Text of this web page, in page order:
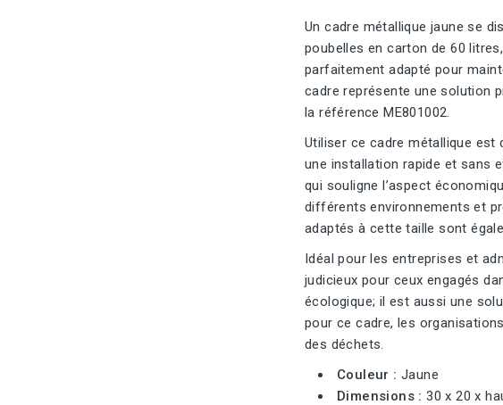
Un cadre métallique jaune se
poubelles en carton de 60
parfaitement adapté pour
cadre représente une solution
la référence ME801002.
Utiliser ce cadre métallique est
une installation rapide et sans
qui souligne l’aspect
différents environnements et
adaptés à cette taille sont
Idéal pour les entreprises et
judicieux pour ceux engagés
écologique; il est aussi une
pour ce cadre, les
des déchets.
Couleur : Jaune
Dimensions :30 x 20 x